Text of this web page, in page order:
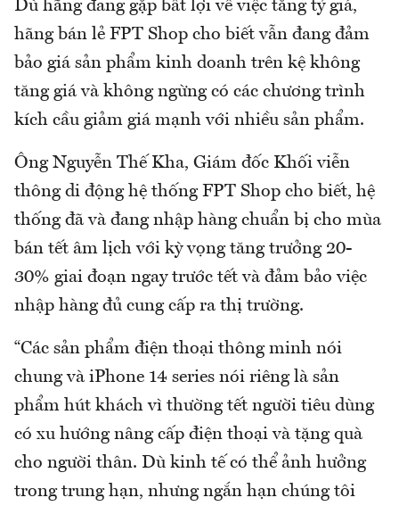
Dù hãng đang gặp bất lợi về việc tăng tỷ giá,
hãng bán lẻ FPT Shop cho biết vẫn đang đảm
bảo giá sản phẩm kinh doanh trên kệ không
tăng giá và không ngừng có các chương trình
kích cầu giảm giá mạnh với nhiều sản phẩm.
Ông Nguyễn Thế Kha, Giám đốc Khối viễn
thông di động hệ thống FPT Shop cho biết, hệ
thống đã và đang nhập hàng chuẩn bị cho mùa
bán tết âm lịch với kỳ vọng tăng trưởng 20-
30% giai đoạn ngay trước tết và đảm bảo việc
nhập hàng đủ cung cấp ra thị trường.
“Các sản phẩm điện thoại thông minh nói
chung và iPhone 14 series nói riêng là sản
phẩm hút khách vì thường tết người tiêu dùng
có xu hướng nâng cấp điện thoại và tặng quà
cho người thân. Dù kinh tế có thể ảnh hưởng
trong trung hạn, nhưng ngắn hạn chúng tôi